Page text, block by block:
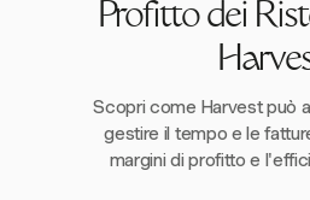
Profitto dei
Scopri come Harvest può
gestire il tempo e le
margini di profitto e